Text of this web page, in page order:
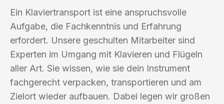
Ein Klaviertransport ist eine anspruchsvolle
Aufgabe, die Fachkenntnis und Erfahrung
erfordert. Unsere geschulten Mitarbeiter sind
Experten im Umgang mit Klavieren und Flügeln
aller Art. Sie wissen, wie sie dein Instrument
fachgerecht verpacken, transportieren und am
Zielort wieder aufbauen. Dabei legen wir großen